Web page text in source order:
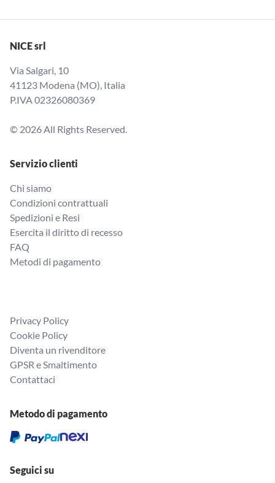
NICE srl
Via Salgari, 10
41123 Modena (MO), Italia
P.IVA 02326080369
© 2026 All Rights Reserved.
Servizio clienti
Chi siamo
Condizioni contrattuali
Spedizioni e Resi
Esercita il diritto di recesso
FAQ
Metodi di pagamento
Privacy Policy
Cookie Policy
Diventa un rivenditore
GPSR e Smaltimento
Contattaci
Metodo di pagamento
Seguici su